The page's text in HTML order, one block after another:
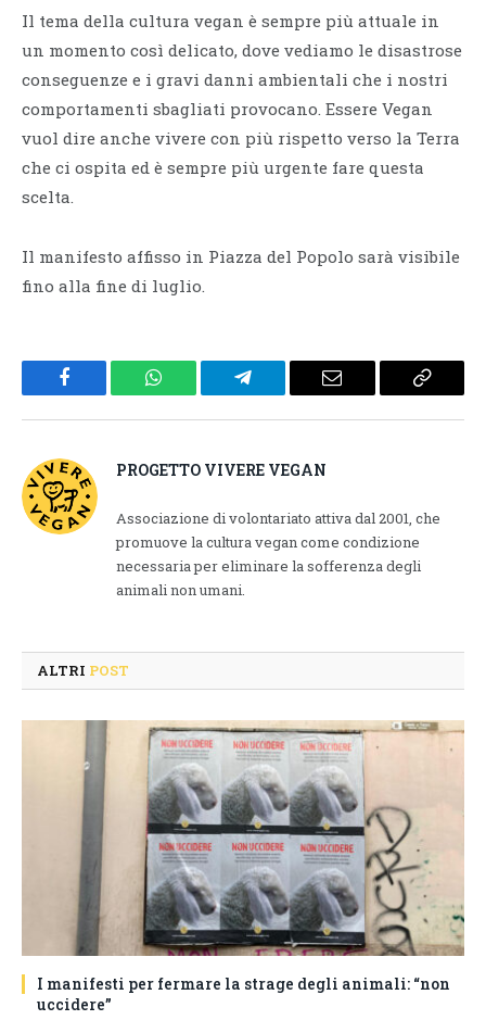
Il tema della cultura vegan è sempre più attuale in
un momento così delicato, dove vediamo le disastrose
conseguenze e i gravi danni ambientali che i nostri
comportamenti sbagliati provocano. Essere Vegan
vuol dire anche vivere con più rispetto verso la Terra
che ci ospita ed è sempre più urgente fare questa
scelta.
Il manifesto affisso in Piazza del Popolo sarà visibile
fino alla fine di luglio.
Facebook WhatsApp Telegram Email
Copy
PROGETTO VIVERE VEGAN
Associazione di volontariato attiva dal 2001, che
promuove la cultura vegan come condizione
necessaria per eliminare la sofferenza degli
animali non umani.
ALTRI POST
I manifesti per fermare la strage degli animali: “non
uccidere”